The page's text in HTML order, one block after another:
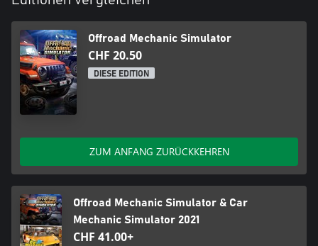
Offroad Mechanic Simulator
CHF 20.50
DIESE EDITION
ZUM ANFANG ZURÜCKKEHREN
Offroad Mechanic Simulator & Car
Mechanic Simulator 2021
CHF 41.00+